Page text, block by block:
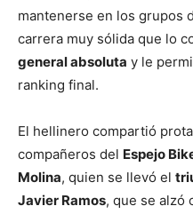
mantenerse en los grupos
carrera muy sólida que lo
general absoluta y le
ranking final.
El hellinero compartió
compañeros del Espejo
Molina, quien se llevó el
Javier Ramos, que se alzó